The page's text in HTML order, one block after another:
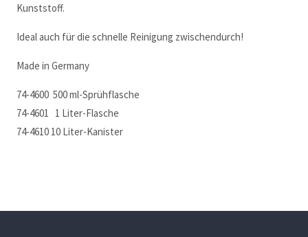
Kunststoff.
Ideal auch für die schnelle Reinigung zwischendurch!
Made in Germany
74-4600 500 ml-Sprühflasche
74-4601 1 Liter-Flasche
74-4610 10 Liter-Kanister